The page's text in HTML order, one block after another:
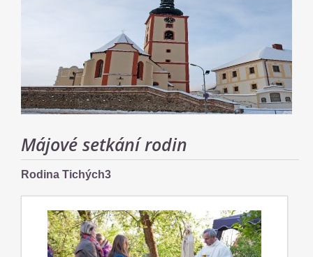
Májové setkání rodin
Rodina Tichých3